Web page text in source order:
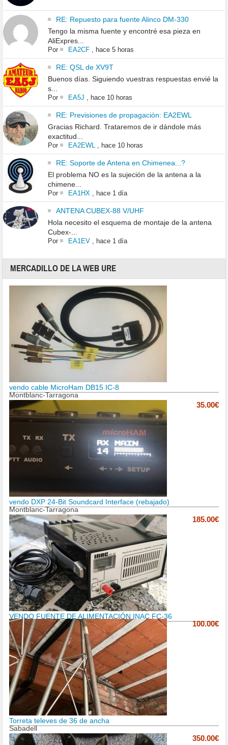
RE: Repuesto para fuente Alinco DM-330
Tengo la misma fuente y encontré esa pieza en
AliExpres...
Por EA2CF, hace 5 horas
RE: QSL de XV9T
Buenos días. Siguiendo vuestras respuestas envié la
s...
Por EA5J hace 10 horas
RE: Previsiones de propagación: EA2EWL
Gracias Richard. Trataremos de ir dándole más
exactitud...
Por EA2EWL hace 10 horas
RE: Soporte de Antena en Chimenea...?
El problema NO es la sujeción de la antena a la
chimene...
Por EA1HX hace 1 día
ANTENA CUBEX-88 V/UHF
Hola necesito el esquema de montaje de la antena
Cubex-...
Por EA1EV, hace 1 día
MERCADILLO DE LA WEB URE
vendo cable MicroHam DB15 IC-8
Montblanc-Tarragona
35.00€
vendo DXP 24-Bit Soundcard Interface (rebajado)
Montblanc-Tarragona
185.00€
VENDO FUENTE DE ALIMENTACIÓN INAC FC-36
100.00€
Torreta televes de 36 de ancha
Sabadell
350.00€